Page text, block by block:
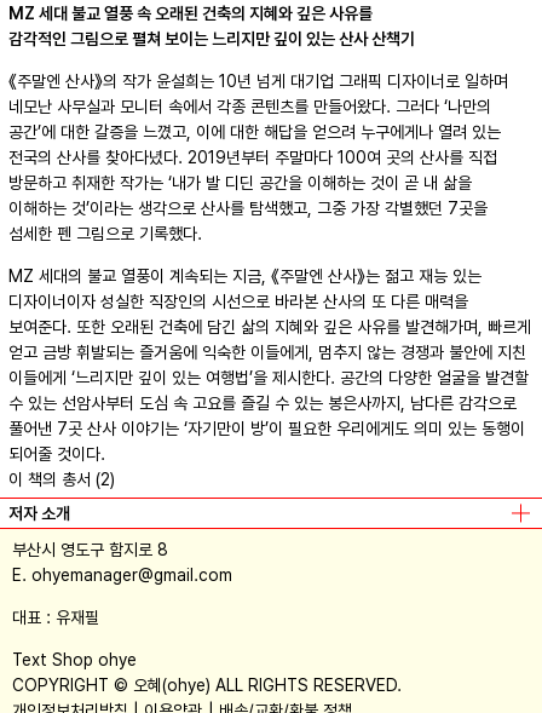
MZ 세대 불교 열풍 속 오래된 건축의 지혜와 깊은 사유를
감각적인 그림으로 펼쳐 보이는 느리지만 깊이 있는 산사 산책기
《주말엔 산사》의 작가 윤설희는 10년 넘게 대기업 그래픽 디자이너로 일하며
네모난 사무실과 모니터 속에서 각종 콘텐츠를 만들어왔다. 그러다 ‘나만의
공간’에 대한 갈증을 느꼈고, 이에 대한 해답을 얻으려 누구에게나 열려 있는
전국의 산사를 찾아다녔다. 2019년부터 주말마다 100여 곳의 산사를 직접
방문하고 취재한 작가는 ‘내가 발 디딘 공간을 이해하는 것이 곧 내 삶을
이해하는 것’이라는 생각으로 산사를 탐색했고, 그중 가장 각별했던 7곳을
섬세한 펜 그림으로 기록했다.
MZ 세대의 불교 열풍이 계속되는 지금, 《주말엔 산사》는 젊고 재능 있는
디자이너이자 성실한 직장인의 시선으로 바라본 산사의 또 다른 매력을
보여준다. 또한 오래된 건축에 담긴 삶의 지혜와 깊은 사유를 발견해가며, 빠르게
얻고 금방 휘발되는 즐거움에 익숙한 이들에게, 멈추지 않는 경쟁과 불안에 지친
이들에게 ‘느리지만 깊이 있는 여행법’을 제시한다. 공간의 다양한 얼굴을 발견할
수 있는 선암사부터 도심 속 고요를 즐길 수 있는 봉은사까지, 남다른 감각으로
풀어낸 7곳 산사 이야기는 ‘자기만이 방’이 필요한 우리에게도 의미 있는 동행이
되어줄 것이다.
이 책의 총서 (2)
저자 소개
Text Shop ohye
COPYRIGHT © 오혜(ohye) ALL RIGHTS RESERVED.
부산시 영도구 함지로 8
E. ohyemanager@gmail.com
대표 : 유재필